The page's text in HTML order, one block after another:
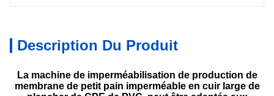
Description Du Produit
La machine de imperméabilisation de production de
membrane de petit pain imperméable en cuir large de